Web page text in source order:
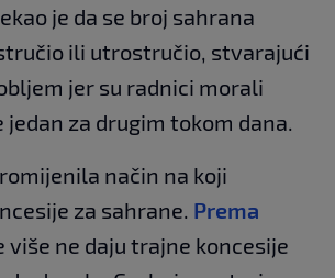
je da se broj sahrana
ili utrostručio, stvarajući
jer su radnici morali
za drugim tokom dana.
način na koji
za sahrane. Prema
više ne daju trajne koncesije